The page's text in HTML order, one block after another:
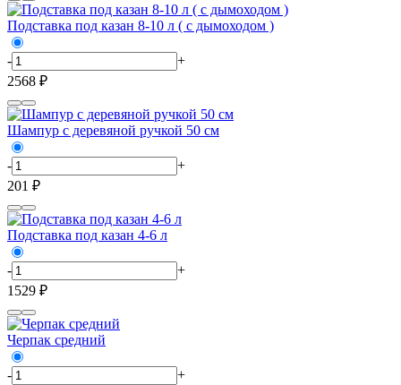
Подставка под казан 8-10 л ( с дымоходом )
-
+
2568 ₽
Шампур с деревяной ручкой 50 см
-
+
201 ₽
Подставка под казан 4-6 л
-
+
1529 ₽
Черпак средний
-
+